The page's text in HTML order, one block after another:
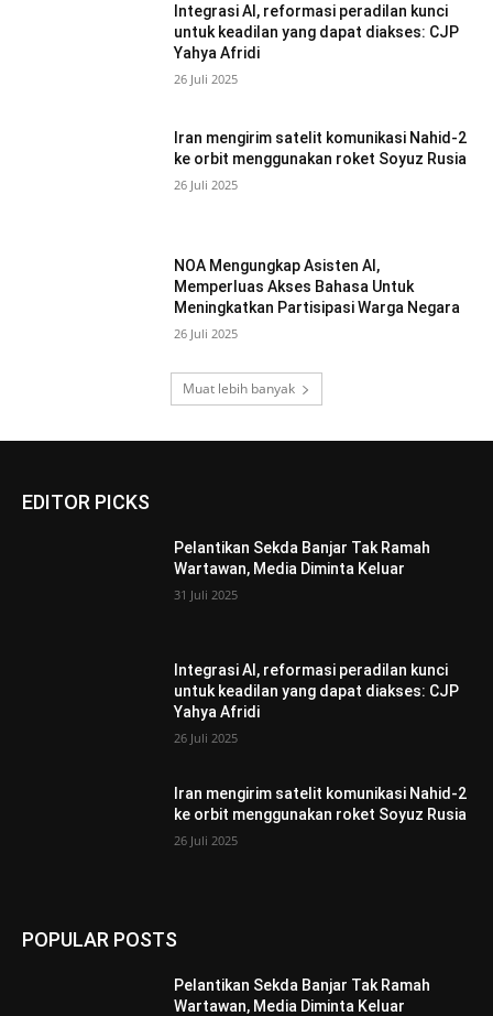
Integrasi AI, reformasi peradilan kunci
untuk keadilan yang dapat diakses: CJP
Yahya Afridi
26 Juli 2025
Iran mengirim satelit komunikasi Nahid-2
ke orbit menggunakan roket Soyuz Rusia
26 Juli 2025
NOA Mengungkap Asisten AI,
Memperluas Akses Bahasa Untuk
Meningkatkan Partisipasi Warga Negara
26 Juli 2025
Muat lebih banyak
EDITOR PICKS
Pelantikan Sekda Banjar Tak Ramah
Wartawan, Media Diminta Keluar
31 Juli 2025
Integrasi AI, reformasi peradilan kunci
untuk keadilan yang dapat diakses: CJP
Yahya Afridi
26 Juli 2025
Iran mengirim satelit komunikasi Nahid-2
ke orbit menggunakan roket Soyuz Rusia
26 Juli 2025
POPULAR POSTS
Pelantikan Sekda Banjar Tak Ramah
Wartawan, Media Diminta Keluar